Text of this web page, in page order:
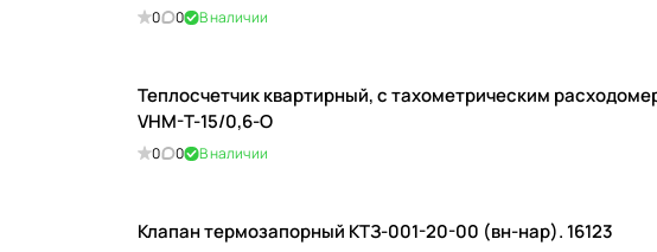
0 0 В наличии
Теплосчетчик квартирный, с тахометрическим
VHM-T-15/0,6-О
0 0 В наличии
Клапан термозапорный КТЗ-001-20-00 (вн-нар). 16123